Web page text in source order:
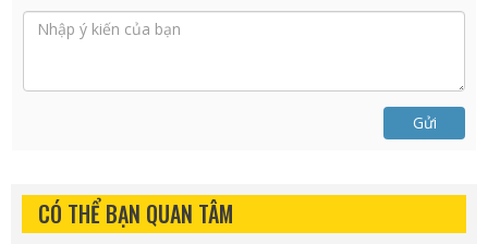
Gửi
CÓ THỂ BẠN QUAN TÂM